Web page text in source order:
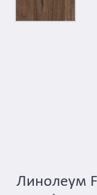
Линолеум